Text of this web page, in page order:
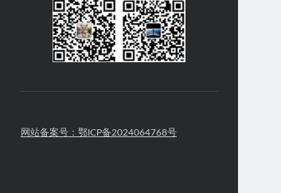
网站备案号：鄂ICP备2024064768号